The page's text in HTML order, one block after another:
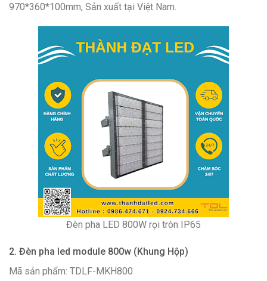
970*360*100mm, Sản xuất tại Việt Nam.
Đèn pha LED 800W rọi tròn IP65
2. Đèn pha led module 800w (Khung Hộp)
Mã sản phẩm: TDLF-MKH800